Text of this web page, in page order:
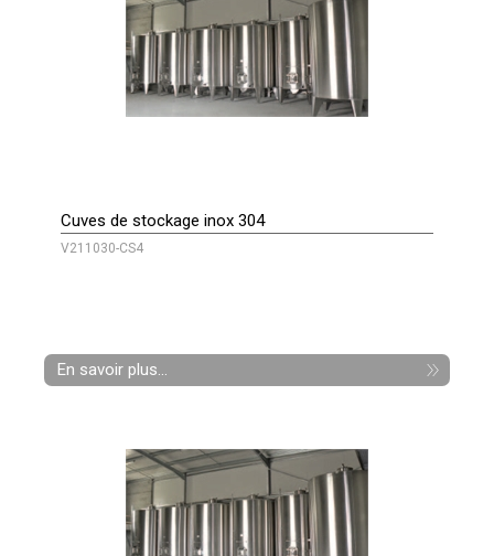
Cuves de stockage inox 304
V211030-CS4
En savoir plus...